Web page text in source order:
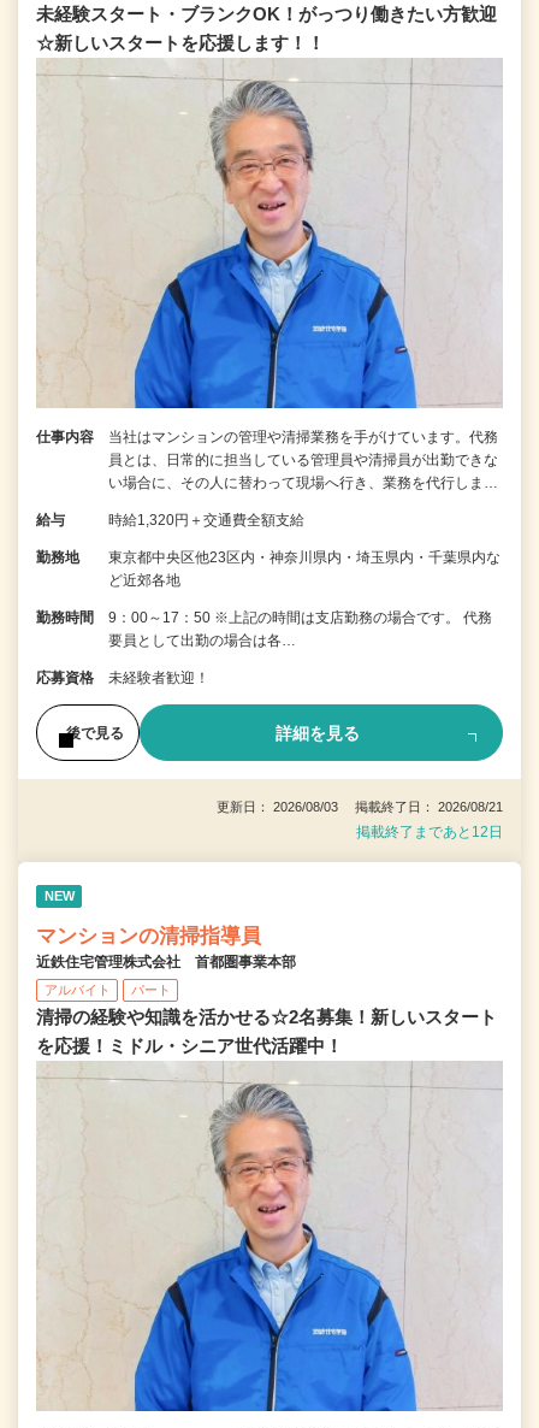
未経験スタート・ブランクOK！がっつり働きたい方歓迎
☆新しいスタートを応援します！！
仕事内容
当社はマンションの管理や清掃業務を手がけています。代務
員とは、日常的に担当している管理員や清掃員が出勤できな
い場合に、その人に替わって現場へ行き、業務を代行しま…
給与 時給1,320円＋交通費全額支給
勤務地
東京都中央区他23区内・神奈川県内・埼玉県内・千葉県内な
ど近郊各地
勤務時間
9：00～17：50 ※上記の時間は支店勤務の場合です。 代務
要員として出勤の場合は各…
応募資格 未経験者歓迎！
後で見る 詳細を見る
更新日： 2026/08/03 掲載終了日： 2026/08/21
掲載終了まであと12日
NEW
マンションの清掃指導員
近鉄住宅管理株式会社 首都圏事業本部
アルバイト パート
清掃の経験や知識を活かせる☆2名募集！新しいスタート
を応援！ミドル・シニア世代活躍中！